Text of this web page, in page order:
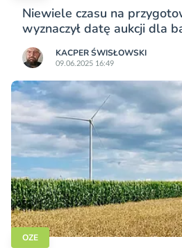
Niewiele czasu na
wyznaczył datę aukcji dla
KACPER ŚWISŁO­WSKI
09.06.2025 16:49
OZE